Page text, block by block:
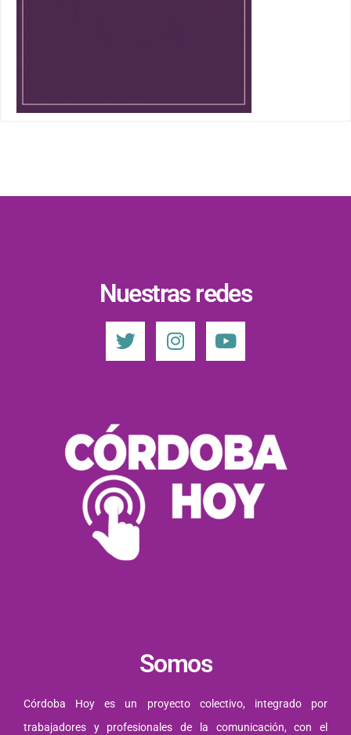
Nuestras redes
Somos
Córdoba Hoy es un proyecto colectivo, integrado por
trabajadores y profesionales de la comunicación, con el